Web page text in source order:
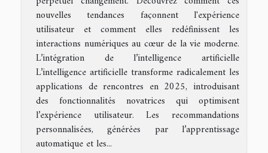
nouvelles tendances façonnent l'expérience
utilisateur et comment elles redéfinissent les
interactions numériques au cœur de la vie moderne.
L’intégration de l’intelligence artificielle
L’intelligence artificielle transforme radicalement les
applications de rencontres en 2025, introduisant
des fonctionnalités novatrices qui optimisent
l’expérience utilisateur. Les recommandations
personnalisées, générées par l’apprentissage
automatique et les...